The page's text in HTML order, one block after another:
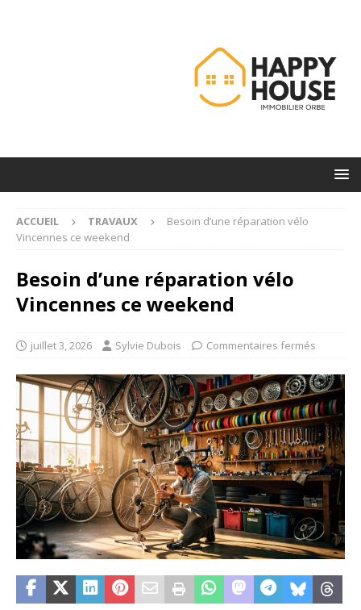
ACCUEIL TRAVAUX
Besoin d’une réparation vélo
Vincennes ce weekend
Besoin d’une réparation vélo
Vincennes ce weekend
juillet 3, 2026 Sylvie Dubois Commentaires fermés